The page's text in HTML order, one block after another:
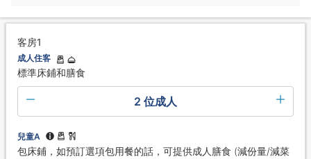
客房1
成人住客
標準床鋪和膳食
2 位成人
兒童A
包床鋪，如預訂選項包用餐的話，可提供成人膳食 (減份量/減菜